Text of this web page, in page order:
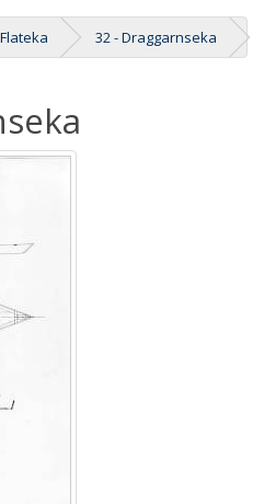
Flateka 32 - Draggarnseka